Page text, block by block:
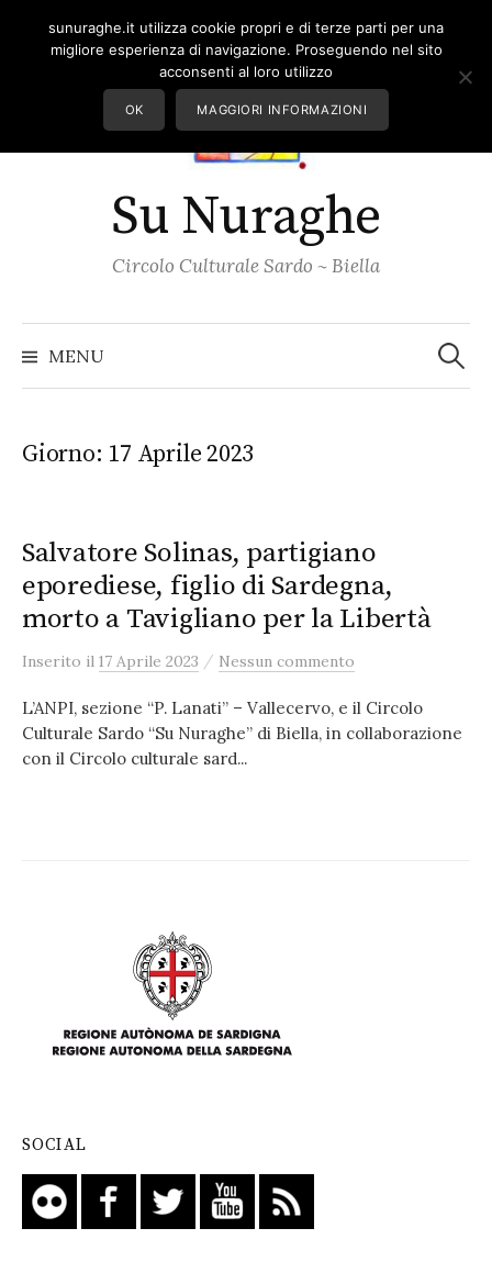
Su Nuraghe
Circolo Culturale Sardo ~ Biella
MENU per:
Giorno: 17 Aprile 2023
Salvatore Solinas, partigiano
eporediese, figlio di Sardegna,
morto a Tavigliano per la Libertà
Inserito il 17 Aprile 2023 / Nessun commento
L’ANPI, sezione “P. Lanati” – Vallecervo, e il Circolo
Culturale Sardo “Su Nuraghe” di Biella, in collaborazione
con il Circolo culturale sard...
SOCIAL
sunuraghe.it utilizza cookie propri e di terze parti per una
migliore esperienza di navigazione. Proseguendo nel sito
acconsenti al loro utilizzo
OK MAGGIORI INFORMAZIONI